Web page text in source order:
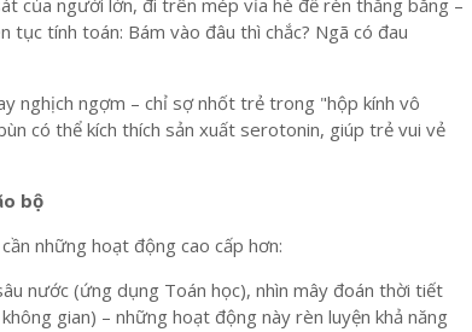
của người lớn, đi trên mép vỉa hè để rèn thăng bằng –
tục tính toán: Bám vào đâu thì chắc? Ngã có đau
nghịch ngợm – chỉ sợ nhốt trẻ trong "hộp kính vô
có thể kích thích sản xuất serotonin, giúp trẻ vui vẻ
bộ
những hoạt động cao cấp hơn:
nước (ứng dụng Toán học), nhìn mây đoán thời tiết
gian) – những hoạt động này rèn luyện khả năng